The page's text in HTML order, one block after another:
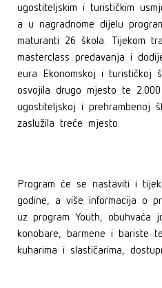
ugostiteljskim i turističkim
a u nagradnome dijelu
maturanti 26 škola. Tijekom
masterclass predavanja i
eura Ekonomskoj i turističkoj
osvojila drugo mjesto te
ugostiteljskoj i prehrambenoj
zaslužila treće mjesto.
Program će se nastaviti i
godine, a više informacija o
uz program Youth, obuhvaća
konobare, barmene i bariste
kuharima i slastičarima,